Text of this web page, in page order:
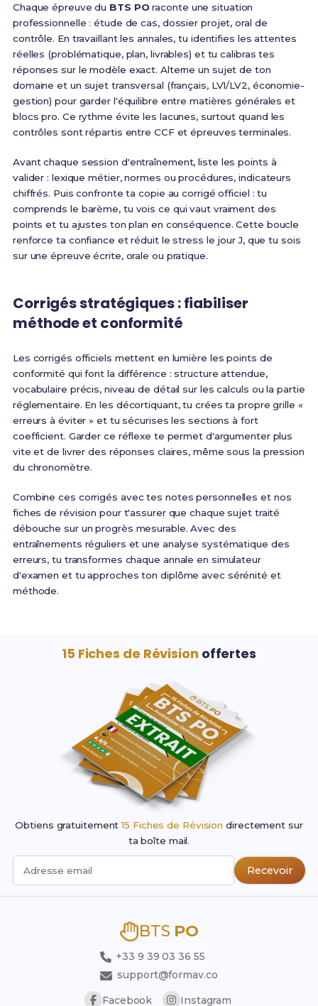
Chaque épreuve du BTS PO raconte une situation
professionnelle : étude de cas, dossier projet, oral de
contrôle. En travaillant les annales, tu identifies les attentes
réelles (problématique, plan, livrables) et tu calibras tes
réponses sur le modèle exact. Alterne un sujet de ton
domaine et un sujet transversal (français, LV1/LV2, économie-
gestion) pour garder l'équilibre entre matières générales et
blocs pro. Ce rythme évite les lacunes, surtout quand les
contrôles sont répartis entre CCF et épreuves terminales.
Avant chaque session d'entraînement, liste les points à
valider : lexique métier, normes ou procédures, indicateurs
chiffrés. Puis confronte ta copie au corrigé officiel : tu
comprends le barème, tu vois ce qui vaut vraiment des
points et tu ajustes ton plan en conséquence. Cette boucle
renforce ta confiance et réduit le stress le jour J, que tu sois
sur une épreuve écrite, orale ou pratique.
Corrigés stratégiques : fiabiliser
méthode et conformité
Les corrigés officiels mettent en lumière les points de
conformité qui font la différence : structure attendue,
vocabulaire précis, niveau de détail sur les calculs ou la partie
réglementaire. En les décortiquant, tu crées ta propre grille «
erreurs à éviter » et tu sécurises les sections à fort
coefficient. Garder ce réflexe te permet d'argumenter plus
vite et de livrer des réponses claires, même sous la pression
du chronomètre.
Combine ces corrigés avec tes notes personnelles et nos
fiches de révision pour t'assurer que chaque sujet traité
débouche sur un progrès mesurable. Avec des
entraînements réguliers et une analyse systématique des
erreurs, tu transformes chaque annale en simulateur
d'examen et tu approches ton diplôme avec sérénité et
méthode.
15 Fiches de Révision offertes
Obtiens gratuitement15 Fiches de Révision directement sur
ta boîte mail.
Adresse email Recevoir
BTS PO
+33 9 39 03 36 55
support@formav.co
Facebook
Instagram